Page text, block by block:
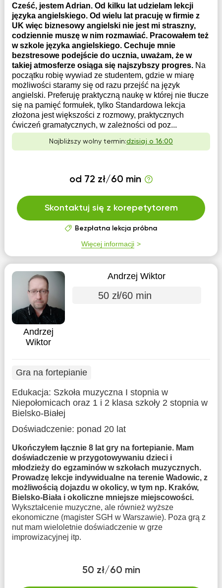
Cześć, jestem Adrian. Od kilku lat udzielam lekcji
języka angielskiego. Od wielu lat pracuję w firmie z
UK więc biznesowy angielski nie jest mi straszny,
codziennie muszę w nim rozmawiać. Pracowałem też
w szkole języka angielskiego. Cechuje mnie
bezstresowe podejście do ucznia, uważam, że w
takiej atmosferze osiąga się najszybszy progres. Na
początku robię wywiad ze studentem, gdzie w miarę
możliwości staramy się od razu przejść na język
angielski. Preferuję praktyczną naukę w której nie tłucze
się na pamięć formułek, tylko Standardowa lekcja
złożona jest większości z rozmowy, praktycznych
ćwiczeń gramatycznych, w zależności od poz...
Najbliższy wolny termin:dzisiaj o 16:00
od 72 zł/60 min
Skontaktuj się z korepetytorem
Bezpłatna lekcja próbna
Więcej informacji
Andrzej
Wiktor
Andrzej Wiktor
50 zł/60 min
Gra na fortepianie
Edukacja: Szkoła muzyczna I stopnia w
Niepołomicach oraz 1 i 2 klasa szkoły 2 stopnia w
Bielsko-Białej
Doświadczenie: ponad 20 lat
Ukończyłem łącznie 8 lat gry na fortepianie. Mam
doświadczenie w przygotowywaniu dzieci i
młodzieży do egzaminów w szkołach muzycznych.
Prowadzę lekcje indywidualne na terenie Wadowic, z
możliwością dojazdu w okolicy, w tym np. Kraków,
Bielsko-Biała i okoliczne mniejsze miejscowości.
Wykształcenie muzyczne, ale również wyższe
ekonomiczne (magister SGH w Warszawie). Poza grą z
nut mam wieloletnie doświadczenie w grze
improwizacyjnej itp.
50 zł/60 min